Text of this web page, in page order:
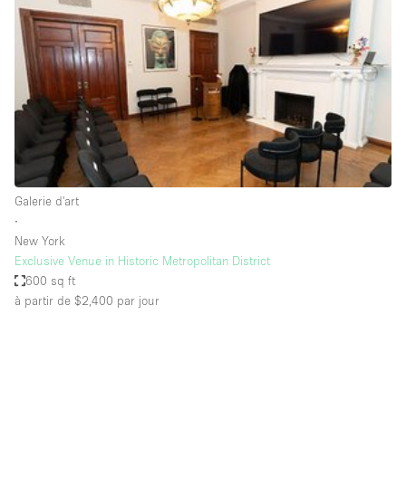
Caractéristiques de l'espace
Accès aux handicapés
Air conditionné
Animals Friendly
Ascenseur
Bar
Comptoir
Galerie d'art
∙
New York
Exclusive Venue in Historic Metropolitan District
600 sq ft
à partir de $2,400 par jour